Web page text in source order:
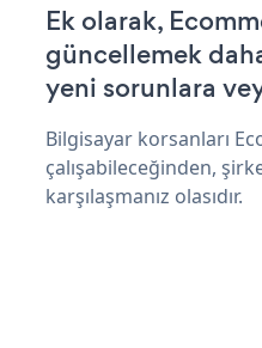
Ek olarak,
güncellemek
yeni sorunlara
Bilgisayar korsanları
çalışabileceğinden,
karşılaşmanız olasıdır.